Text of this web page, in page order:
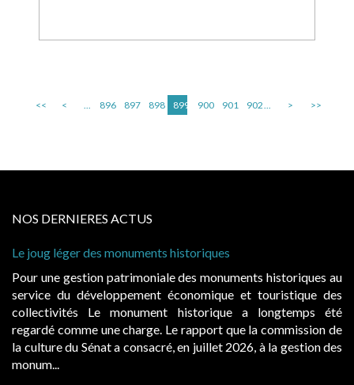
<< < ... 896 897 898 899 900 901 902... > >>
NOS DERNIERES ACTUS
historiques
des monuments historiques au
économique et touristique des
historique a longtemps été
Le rapport que la commission de
consacré, en juillet 2026, à la gestion des
Cabines de plage : le
Evocatrices des
également un beau
public, elles donnent
d’occupation. Saisies